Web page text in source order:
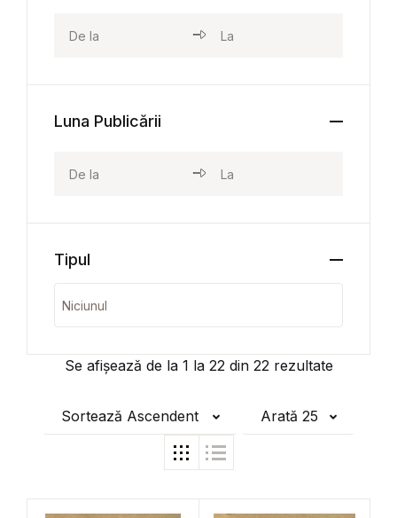
Se afișează de la 1 la 22din 22rezultate
Sortează Ascendent Arată 25
Luna Publicării
Tipul